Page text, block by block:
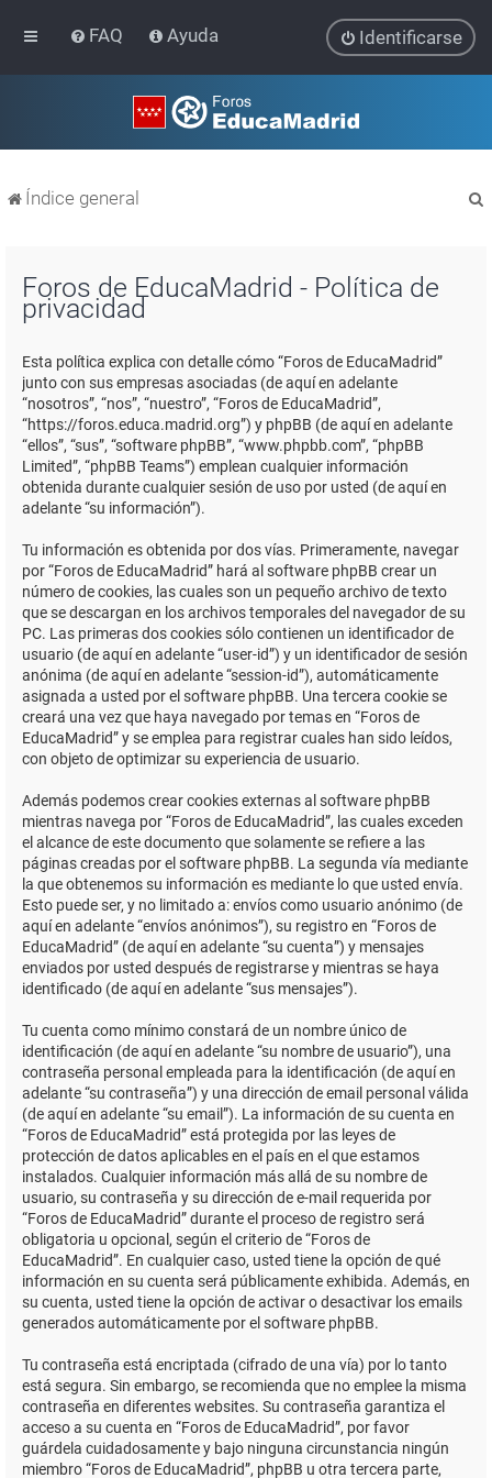
FAQ Ayuda Identificarse
Índice general
Foros de EducaMadrid - Política de
privacidad
Esta política explica con detalle cómo “Foros de EducaMadrid”
junto con sus empresas asociadas (de aquí en adelante
“nosotros”, “nos”, “nuestro”, “Foros de EducaMadrid”,
“https://foros.educa.madrid.org”) y phpBB (de aquí en adelante
“ellos”, “sus”, “software phpBB”, “www.phpbb.com”, “phpBB
Limited”, “phpBB Teams”) emplean cualquier información
obtenida durante cualquier sesión de uso por usted (de aquí en
adelante “su información”).
Tu información es obtenida por dos vías. Primeramente, navegar
por “Foros de EducaMadrid” hará al software phpBB crear un
número de cookies, las cuales son un pequeño archivo de texto
que se descargan en los archivos temporales del navegador de su
PC. Las primeras dos cookies sólo contienen un identificador de
usuario (de aquí en adelante “user-id”) y un identificador de sesión
anónima (de aquí en adelante “session-id”), automáticamente
asignada a usted por el software phpBB. Una tercera cookie se
creará una vez que haya navegado por temas en “Foros de
EducaMadrid” y se emplea para registrar cuales han sido leídos,
con objeto de optimizar su experiencia de usuario.
Además podemos crear cookies externas al software phpBB
mientras navega por “Foros de EducaMadrid”, las cuales exceden
el alcance de este documento que solamente se refiere a las
páginas creadas por el software phpBB. La segunda vía mediante
la que obtenemos su información es mediante lo que usted envía.
Esto puede ser, y no limitado a: envíos como usuario anónimo (de
aquí en adelante “envíos anónimos”), su registro en “Foros de
EducaMadrid” (de aquí en adelante “su cuenta”) y mensajes
enviados por usted después de registrarse y mientras se haya
identificado (de aquí en adelante “sus mensajes”).
Tu cuenta como mínimo constará de un nombre único de
identificación (de aquí en adelante “su nombre de usuario”), una
contraseña personal empleada para la identificación (de aquí en
adelante “su contraseña”) y una dirección de email personal válida
(de aquí en adelante “su email”). La información de su cuenta en
“Foros de EducaMadrid” está protegida por las leyes de
protección de datos aplicables en el país en el que estamos
instalados. Cualquier información más allá de su nombre de
usuario, su contraseña y su dirección de e-mail requerida por
“Foros de EducaMadrid” durante el proceso de registro será
obligatoria u opcional, según el criterio de “Foros de
EducaMadrid”. En cualquier caso, usted tiene la opción de qué
información en su cuenta será públicamente exhibida. Además, en
su cuenta, usted tiene la opción de activar o desactivar los emails
generados automáticamente por el software phpBB.
Tu contraseña está encriptada (cifrado de una vía) por lo tanto
está segura. Sin embargo, se recomienda que no emplee la misma
contraseña en diferentes websites. Su contraseña garantiza el
acceso a su cuenta en “Foros de EducaMadrid”, por favor
guárdela cuidadosamente y bajo ninguna circunstancia ningún
miembro “Foros de EducaMadrid”, phpBB u otra tercera parte,